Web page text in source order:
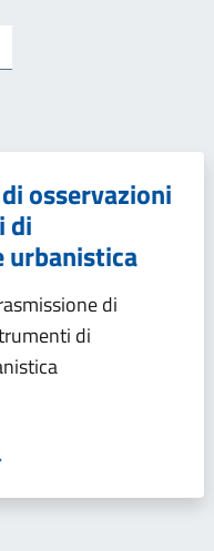
osservazioni
di
urbanistica
di
di